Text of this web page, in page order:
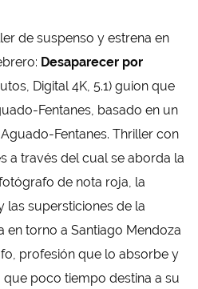
de suspenso y estrena en
Desaparecer por
Digital 4K, 5.1) guion que
Fentanes, basado en un
Fentanes. Thriller con
a través del cual se aborda la
de nota roja, la
las supersticiones de la
en torno a Santiago Mendoza
profesión que lo absorbe y
poco tiempo destina a su